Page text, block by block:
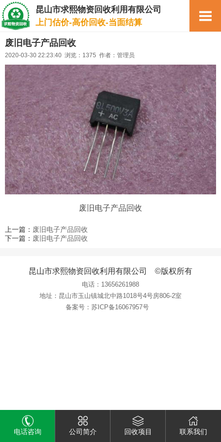
昆山市求熙物资回收利用有限公司
上门估价-高价回收-当面结算
废旧电子产品回收
2020-03-30 22:23:40 浏览：1375 作者：管理员
废旧电子产品回收
上一篇： 废旧电子产品回收
下一篇： 废旧电子产品回收
昆山市求熙物资回收利用有限公司 ©版权所有
电话： 13656261988
地址：昆山市玉山镇城北中路1018号4号房806-2室
备案号： 苏ICP备16067957号
电话咨询 公司简介 回收项目 联系我们